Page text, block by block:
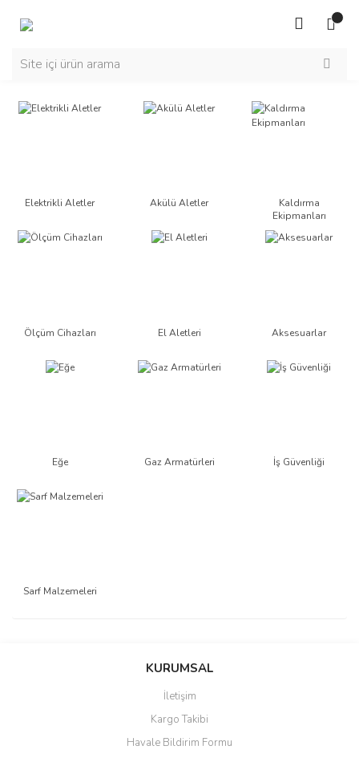
Elektrikli Aletler Akülü Aletler
Kaldırma
Ekipmanları
Ölçüm Cihazları El Aletleri Aksesuarlar
Eğe Gaz Armatürleri İş Güvenliği
Sarf Malzemeleri
KURUMSAL
İletişim
Kargo Takibi
Havale Bildirim Formu